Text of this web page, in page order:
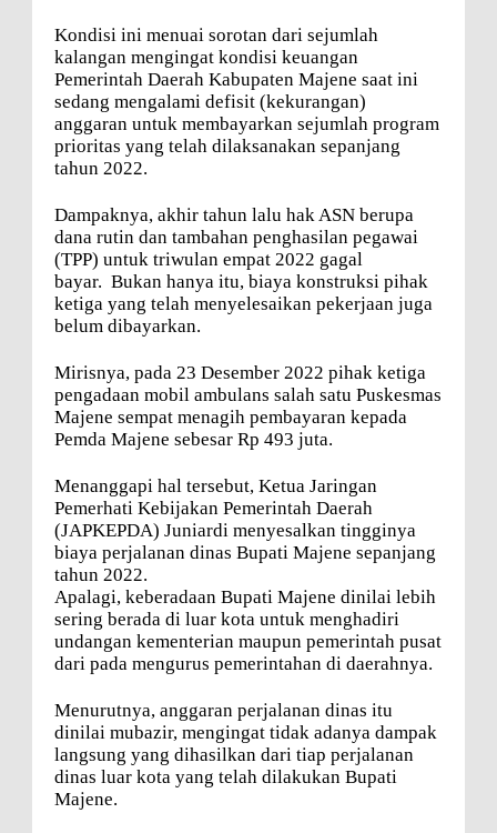
Kondisi ini menuai sorotan dari sejumlah
kalangan mengingat kondisi keuangan
Pemerintah Daerah Kabupaten Majene saat ini
sedang mengalami defisit (kekurangan)
anggaran untuk membayarkan sejumlah program
prioritas yang telah dilaksanakan sepanjang
tahun 2022.
Dampaknya, akhir tahun lalu hak ASN berupa
dana rutin dan tambahan penghasilan pegawai
(TPP) untuk triwulan empat 2022 gagal
bayar. Bukan hanya itu, biaya konstruksi pihak
ketiga yang telah menyelesaikan pekerjaan juga
belum dibayarkan.
Mirisnya, pada 23 Desember 2022 pihak ketiga
pengadaan mobil ambulans salah satu Puskesmas
Majene sempat menagih pembayaran kepada
Pemda Majene sebesar Rp 493 juta.
Menanggapi hal tersebut, Ketua Jaringan
Pemerhati Kebijakan Pemerintah Daerah
(JAPKEPDA) Juniardi menyesalkan tingginya
biaya perjalanan dinas Bupati Majene sepanjang
tahun 2022.
Apalagi, keberadaan Bupati Majene dinilai lebih
sering berada di luar kota untuk menghadiri
undangan kementerian maupun pemerintah pusat
dari pada mengurus pemerintahan di daerahnya.
Menurutnya, anggaran perjalanan dinas itu
dinilai mubazir, mengingat tidak adanya dampak
langsung yang dihasilkan dari tiap perjalanan
dinas luar kota yang telah dilakukan Bupati
Majene.